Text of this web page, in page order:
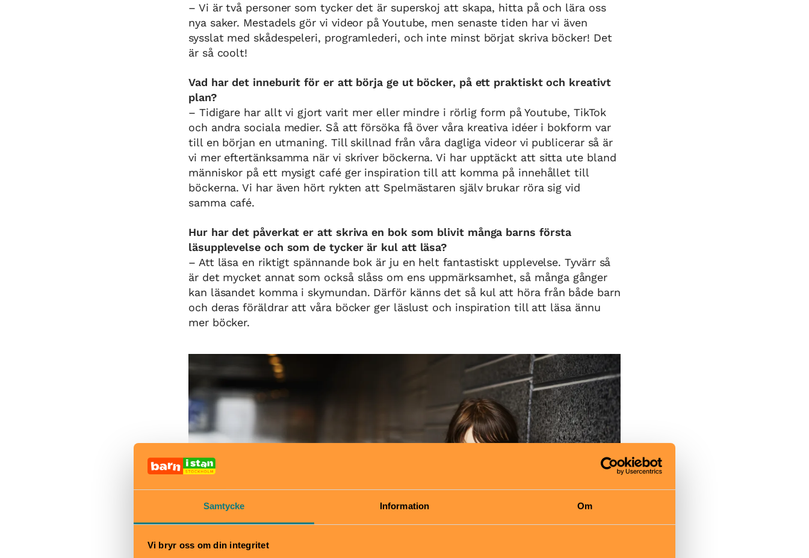
Samtycke Information Om
Vi bryr oss om din integritet
– Vi är två personer som tycker det är superskoj att skapa, hitta på och lära oss
nya saker. Mestadels gör vi videor på Youtube, men senaste tiden har vi även
sysslat med skådespeleri, programlederi, och inte minst börjat skriva böcker! Det
är så coolt!
Vad har det inneburit för er att börja ge ut böcker, på ett praktiskt och kreativt
plan?
– Tidigare har allt vi gjort varit mer eller mindre i rörlig form på Youtube, TikTok
och andra sociala medier. Så att försöka få över våra kreativa idéer i bokform var
till en början en utmaning. Till skillnad från våra dagliga videor vi publicerar så är
vi mer eftertänksamma när vi skriver böckerna. Vi har upptäckt att sitta ute bland
människor på ett mysigt café ger inspiration till att komma på innehållet till
böckerna. Vi har även hört rykten att Spelmästaren själv brukar röra sig vid
samma café.
Hur har det påverkat er att skriva en bok som blivit många barns första
läsupplevelse och som de tycker är kul att läsa?
– Att läsa en riktigt spännande bok är ju en helt fantastiskt upplevelse. Tyvärr så
är det mycket annat som också slåss om ens uppmärksamhet, så många gånger
kan läsandet komma i skymundan. Därför känns det så kul att höra från både barn
och deras föräldrar att våra böcker ger läslust och inspiration till att läsa ännu
mer böcker.